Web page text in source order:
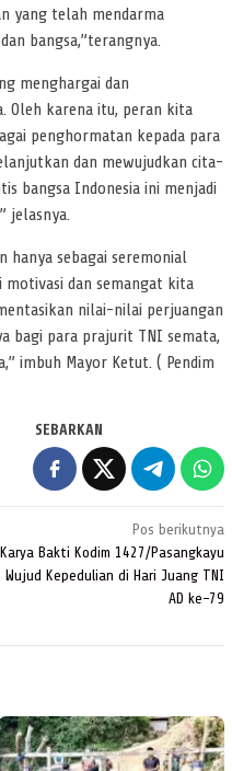
yang telah mendarma
bangsa,”terangnya.
menghargai dan
Oleh karena itu, peran kita
penghormatan kepada para
dan mewujudkan cita-
bangsa Indonesia ini menjadi
jelasnya.
hanya sebagai seremonial
motivasi dan semangat kita
nilai-nilai perjuangan
bagi para prajurit TNI semata,
imbuh Mayor Ketut. ( Pendim
SEBARKAN
Pos berikutnya
Karya Bakti Kodim 1427/Pasangkayu
Wujud Kepedulian di Hari Juang TNI
AD ke-79